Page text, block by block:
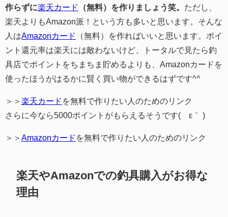
作らずに楽天カード （無料）を作りましょう笑。 ただし、
楽天よりもAmazon派！という方も多いと思います。そんな
人はAmazonカード
（無料）を作ればいいと思います。ポイ
ント還元率は楽天には敵わないけど、トータルで見たら釣
具店でポイントをちまちま貯めるよりも、Amazonカードを
使ったほうがはるかに賢く買い物ができるはずです^^
＞＞ 楽天カード を無料で作りたい人のためのリンク
さらに今なら5000ポイントがもらえるそうです(´ε｀ )
＞＞ Amazonカード を無料で作りたい人のためのリンク
楽天やAmazonでの釣具購入がお得な
理由